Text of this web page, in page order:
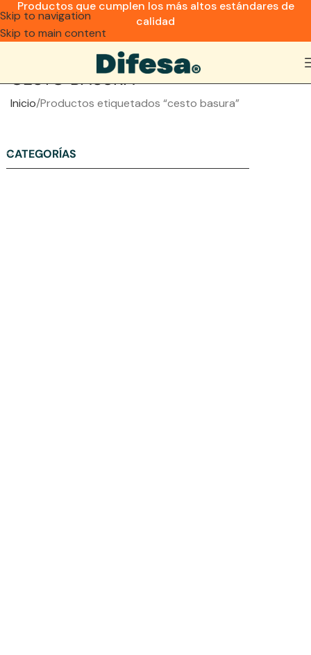
Skip to navigation
Skip to main content
CESTO BASURA
Inicio Productos etiquetados “cesto basura”
CATEGORÍAS
Productos que cumplen los más altos estándares de
calidad